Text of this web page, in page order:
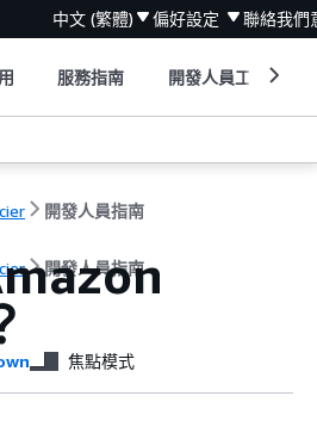
中文 (繁體) 偏好設定 聯絡我們
服務指南 開發人員工具
開發人員指南
開發人員指南
焦點模式